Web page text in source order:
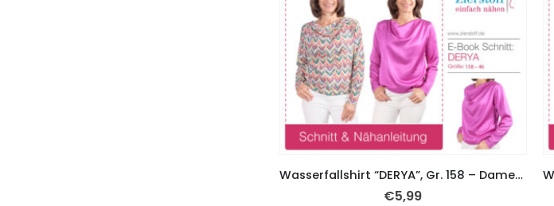
Wasserfallshirt “DERYA”, Gr. 158 – Damengr. 46
€5,99